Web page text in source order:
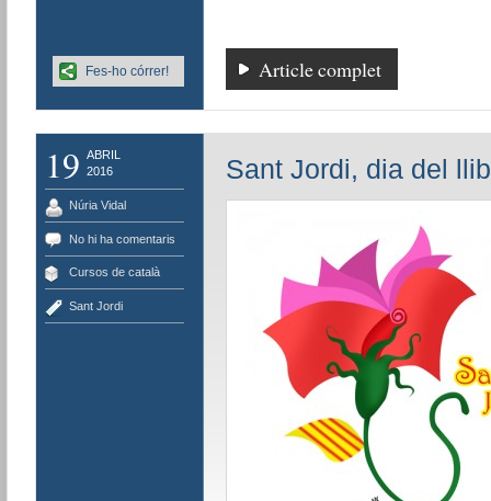
Article complet
Fes-ho córrer!
19 ABRIL
2016
Núria Vidal
No hi ha comentaris
Cursos de català
Sant Jordi
Sant Jordi, dia del